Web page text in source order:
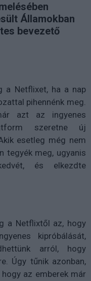
Államokban
bevezető
a Netflixet, ha a nap
pihennénk meg.
azt az ingyenes
szeretne új
esetleg még nem
tegyék meg, ugyanis
és elkezdte
a Netflixtől az, hogy
kipróbálását,
arról, hogy
Úgy tűnik azonban,
az emberek már